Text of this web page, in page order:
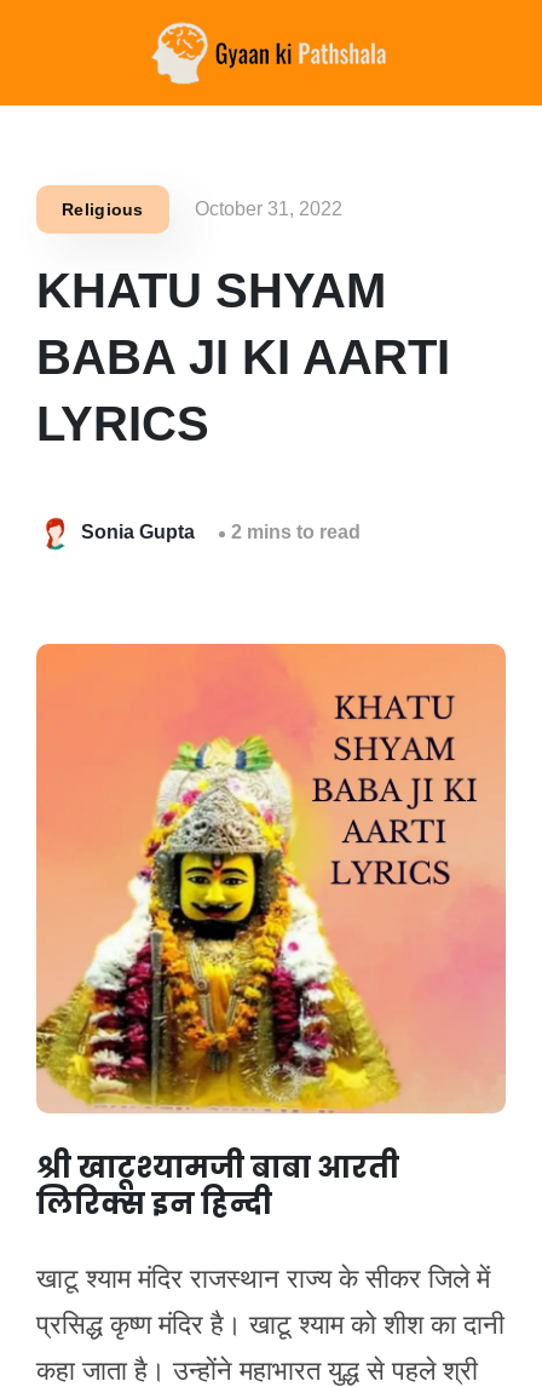
Religious October 31, 2022
KHATU SHYAM
BABA JI KI AARTI
LYRICS
Sonia Gupta 2 mins to read
श्री खाटूश्यामजी बाबा आरती
लिरिक्स इन हिन्दी
खाटू श्याम मंदिर राजस्थान राज्य के सीकर जिले में
प्रसिद्ध कृष्ण मंदिर है। खाटू श्याम को शीश का दानी
कहा जाता है। उन्होंने महाभारत युद्ध से पहले श्री